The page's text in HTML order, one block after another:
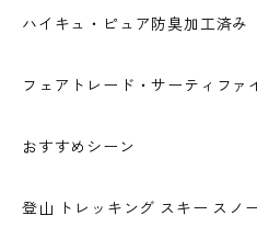
ハイキュ・ピュア防臭加工済み
フェアトレード・サーティファ
おすすめシーン
登山 トレッキング スキー スノ